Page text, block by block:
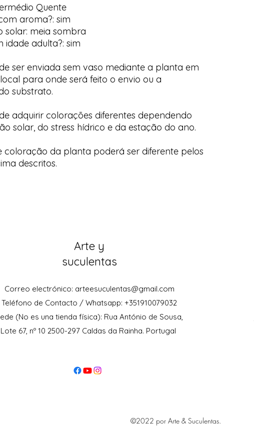
Quente
aroma?: sim
solar: meia sombra
idade adulta?: sim
ser enviada sem vaso mediante a planta em
para onde será feito o envio ou a
substrato.
adquirir colorações diferentes dependendo
solar, do stress hídrico e da estação do ano.
coloração da planta poderá ser diferente pelos
descritos.
Arte y
suculentas
Correo electrónico: arteesuculentas@gmail.com
Teléfono de Contacto / Whatsapp: +351910079032
(No es una tienda física): Rua António de Sousa,
Lote 67, nº 10 2500-297 Caldas da Rainha. Portugal
©2022 por Arte & Suculentas.